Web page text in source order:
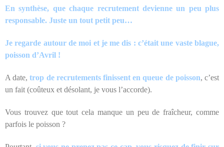
En synthèse, que chaque recrutement devienne un peu plus
responsable. Juste un tout petit peu…
Je regarde autour de moi et je me dis : c’était une vaste blague,
poisson d’Avril !
A date,trop de recrutements finissent en queue de poisson, c’est
un fait (coûteux et désolant, je vous l’accorde).
Vous trouvez que tout cela manque un peu de fraîcheur, comme
parfois le poisson ?